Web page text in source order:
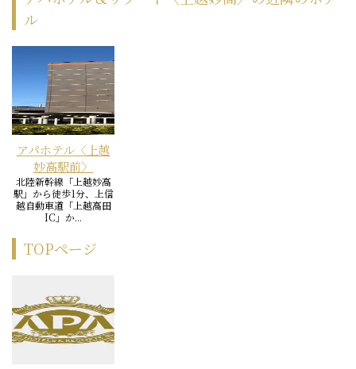
ル
アパホテル〈上越
妙高駅前〉
北陸新幹線「上越妙高
駅」から徒歩1分、上信
越自動車道「上越高田
IC」か...
TOPページ